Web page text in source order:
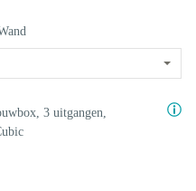
3 uitgangen,